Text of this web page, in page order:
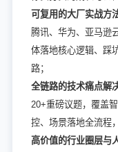
可复用的大厂实战方
腾讯、华为、亚马逊
体落地核心逻辑、踩
路；
全链路的技术痛点解
20+重磅议题，覆盖
控、场景落地全流程
高价值的行业圈层与